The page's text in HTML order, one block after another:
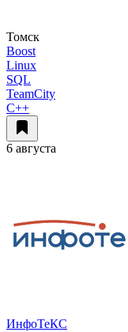
Томск
Boost
Linux
SQL
TeamCity
C++
6 августа
ИнфоТеКС